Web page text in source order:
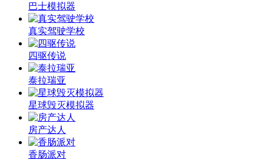
巴士模拟器
真实驾驶学校
四驱传说
泰拉瑞亚
星球毁灭模拟器
房产达人
香肠派对